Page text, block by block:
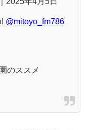
@mitoyo_fm786
のススメ